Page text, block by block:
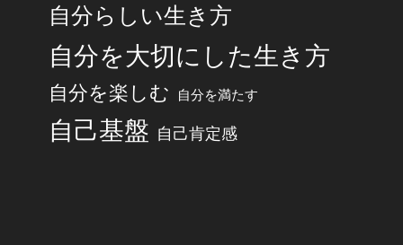
自分らしい生き方
自分を大切にした生き方
自分を楽しむ 自分を満たす
自己基盤 自己肯定感